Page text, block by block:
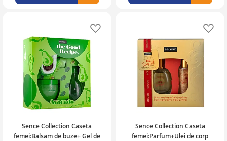
Sence Collection Caseta
femei:Balsam de buze+ Gel de
Sence Collection Caseta
femei:Parfum+Ulei de corp